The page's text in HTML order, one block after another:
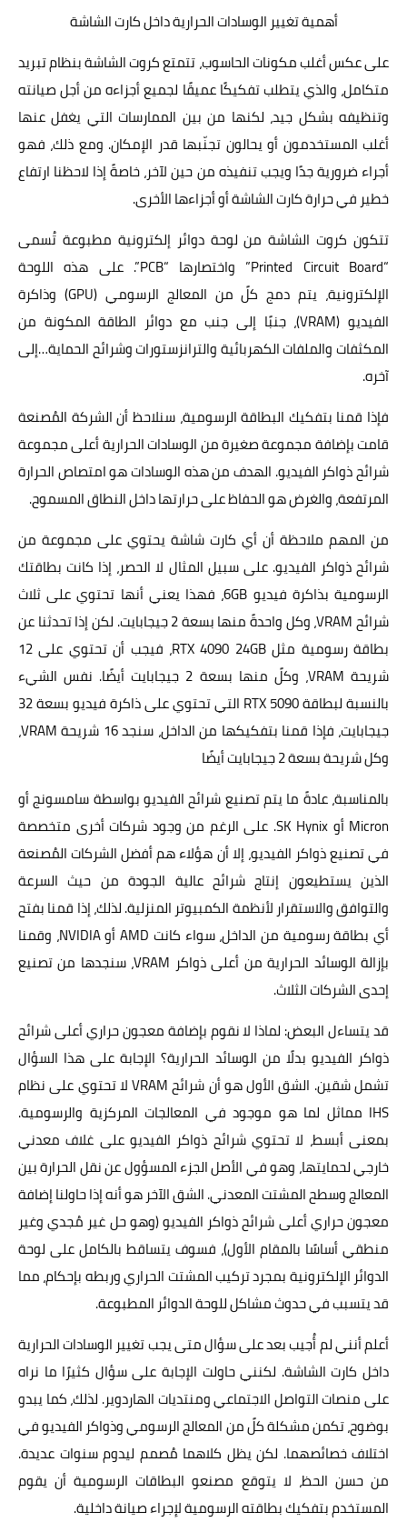
أهمية تغيير الوسادات الحرارية داخل كارت الشاشة
على عكس أغلب مكونات الحاسوب، تتمتع كروت الشاشة بنظام تبريد
متكامل، والذي يتطلب تفكيكًا عميقًا لجميع أجزاءه من أجل صيانته
وتنظيفه بشكل جيد، لكنها من بين الممارسات التي يغفل عنها
أغلب المستخدمون أو يحالون تجنّبها قدر الإمكان. ومع ذلك، فهو
أجراء ضرورية جدًا ويجب تنفيذه من حين لآخر، خاصةً إذا لاحظنا ارتفاع
خطير في حرارة كارت الشاشة أو أجزاءها الأخرى.
تتكون كروت الشاشة من لوحة دوائر إلكترونية مطبوعة تُسمى
“Printed Circuit Board” واختصارها “PCB”. على هذه اللوحة
الإلكترونية، يتم دمج كلً من المعالج الرسومي (GPU) وذاكرة
الفيديو (VRAM)، جنبًا إلى جنب مع دوائر الطاقة المكونة من
المكثفات والملفات الكهربائية والترانزستورات وشرائح الحماية…إلى
آخره.
فإذا قمنا بتفكيك البطاقة الرسومية، سنلاحظ أن الشركة المُصنعة
قامت بإضافة مجموعة صغيرة من الوسادات الحرارية أعلى مجموعة
شرائح ذواكر الفيديو. الهدف من هذه الوسادات هو امتصاص الحرارة
المرتفعة، والغرض هو الحفاظ على حرارتها داخل النطاق المسموح.
من المهم ملاحظة أن أي كارت شاشة يحتوي على مجموعة من
شرائح ذواكر الفيديو. على سبيل المثال لا الحصر، إذا كانت بطاقتك
الرسومية بذاكرة فيديو 6GB، فهذا يعني أنها تحتوي على ثلاث
شرائح VRAM، وكل واحدةً منها بسعة 2 جيجابايت. لكن إذا تحدثنا عن
بطاقة رسومية مثل RTX 4090 24GB، فيجب أن تحتوي على 12
شريحة VRAM، وكلً منها بسعة 2 جيجابايت أيضًا. نفس الشيء
بالنسبة لبطاقة RTX 5090 التي تحتوي على ذاكرة فيديو بسعة 32
جيجابايت، فإذا قمنا بتفكيكها من الداخل، سنجد 16 شريحة VRAM،
وكل شريحة بسعة 2 جيجابايت أيضًا
بالمناسبة، عادةً ما يتم تصنيع شرائح الفيديو بواسطة سامسونج أو
Micron أو SK Hynix. على الرغم من وجود شركات أخرى متخصصة
في تصنيع ذواكر الفيديو، إلا أن هؤلاء هم أفضل الشركات المُصنعة
الذين يستطيعون إنتاج شرائح عالية الجودة من حيث السرعة
والتوافق والاستقرار لأنظمة الكمبيوتر المنزلية. لذلك، إذا قمنا بفتح
أي بطاقة رسومية من الداخل، سواء كانت AMD أو NVIDIA، وقمنا
بإزالة الوسائد الحرارية من أعلى ذواكر VRAM، سنجدها من تصنيع
إحدى الشركات الثلاث.
قد يتساءل البعض: لماذا لا نقوم بإضافة معجون حراري أعلى شرائح
ذواكر الفيديو بدلًا من الوسائد الحرارية؟ الإجابة على هذا السؤال
تشمل شقين. الشق الأول هو أن شرائح VRAM لا تحتوي على نظام
IHS مماثل لما هو موجود في المعالجات المركزية والرسومية.
بمعنى أبسط، لا تحتوي شرائح ذواكر الفيديو على غلاف معدني
خارجي لحمايتها، وهو في الأصل الجزء المسؤول عن نقل الحرارة بين
المعالج وسطح المشتت المعدني. الشق الآخر هو أنه إذا حاولنا إضافة
معجون حراري أعلى شرائح ذواكر الفيديو (وهو حل غير مُجدي وغير
منطقي أساسًا بالمقام الأول)، فسوف يتساقط بالكامل على لوحة
الدوائر الإلكترونية بمجرد تركيب المشتت الحراري وربطه بإحكام، مما
قد يتسبب في حدوث مشاكل للوحة الدوائر المطبوعة.
أعلم أنني لم أُجيب بعد على سؤال متى يجب تغيير الوسادات الحرارية
داخل كارت الشاشة. لكنني حاولت الإجابة على سؤال كثيرًا ما نراه
على منصات التواصل الاجتماعي ومنتديات الهاردوير. لذلك، كما يبدو
بوضوح، تكمن مشكلة كلً من المعالج الرسومي وذواكر الفيديو في
اختلاف خصائصهما. لكن يظل كلاهما مُصمم ليدوم سنوات عديدة.
من حسن الحظ، لا يتوقع مصنعو البطاقات الرسومية أن يقوم
المستخدم بتفكيك بطاقته الرسومية لإجراء صيانة داخلية.